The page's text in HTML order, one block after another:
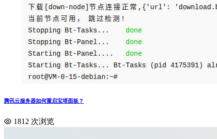
腾讯云服务器如何重启宝塔面板？
1812 次浏览